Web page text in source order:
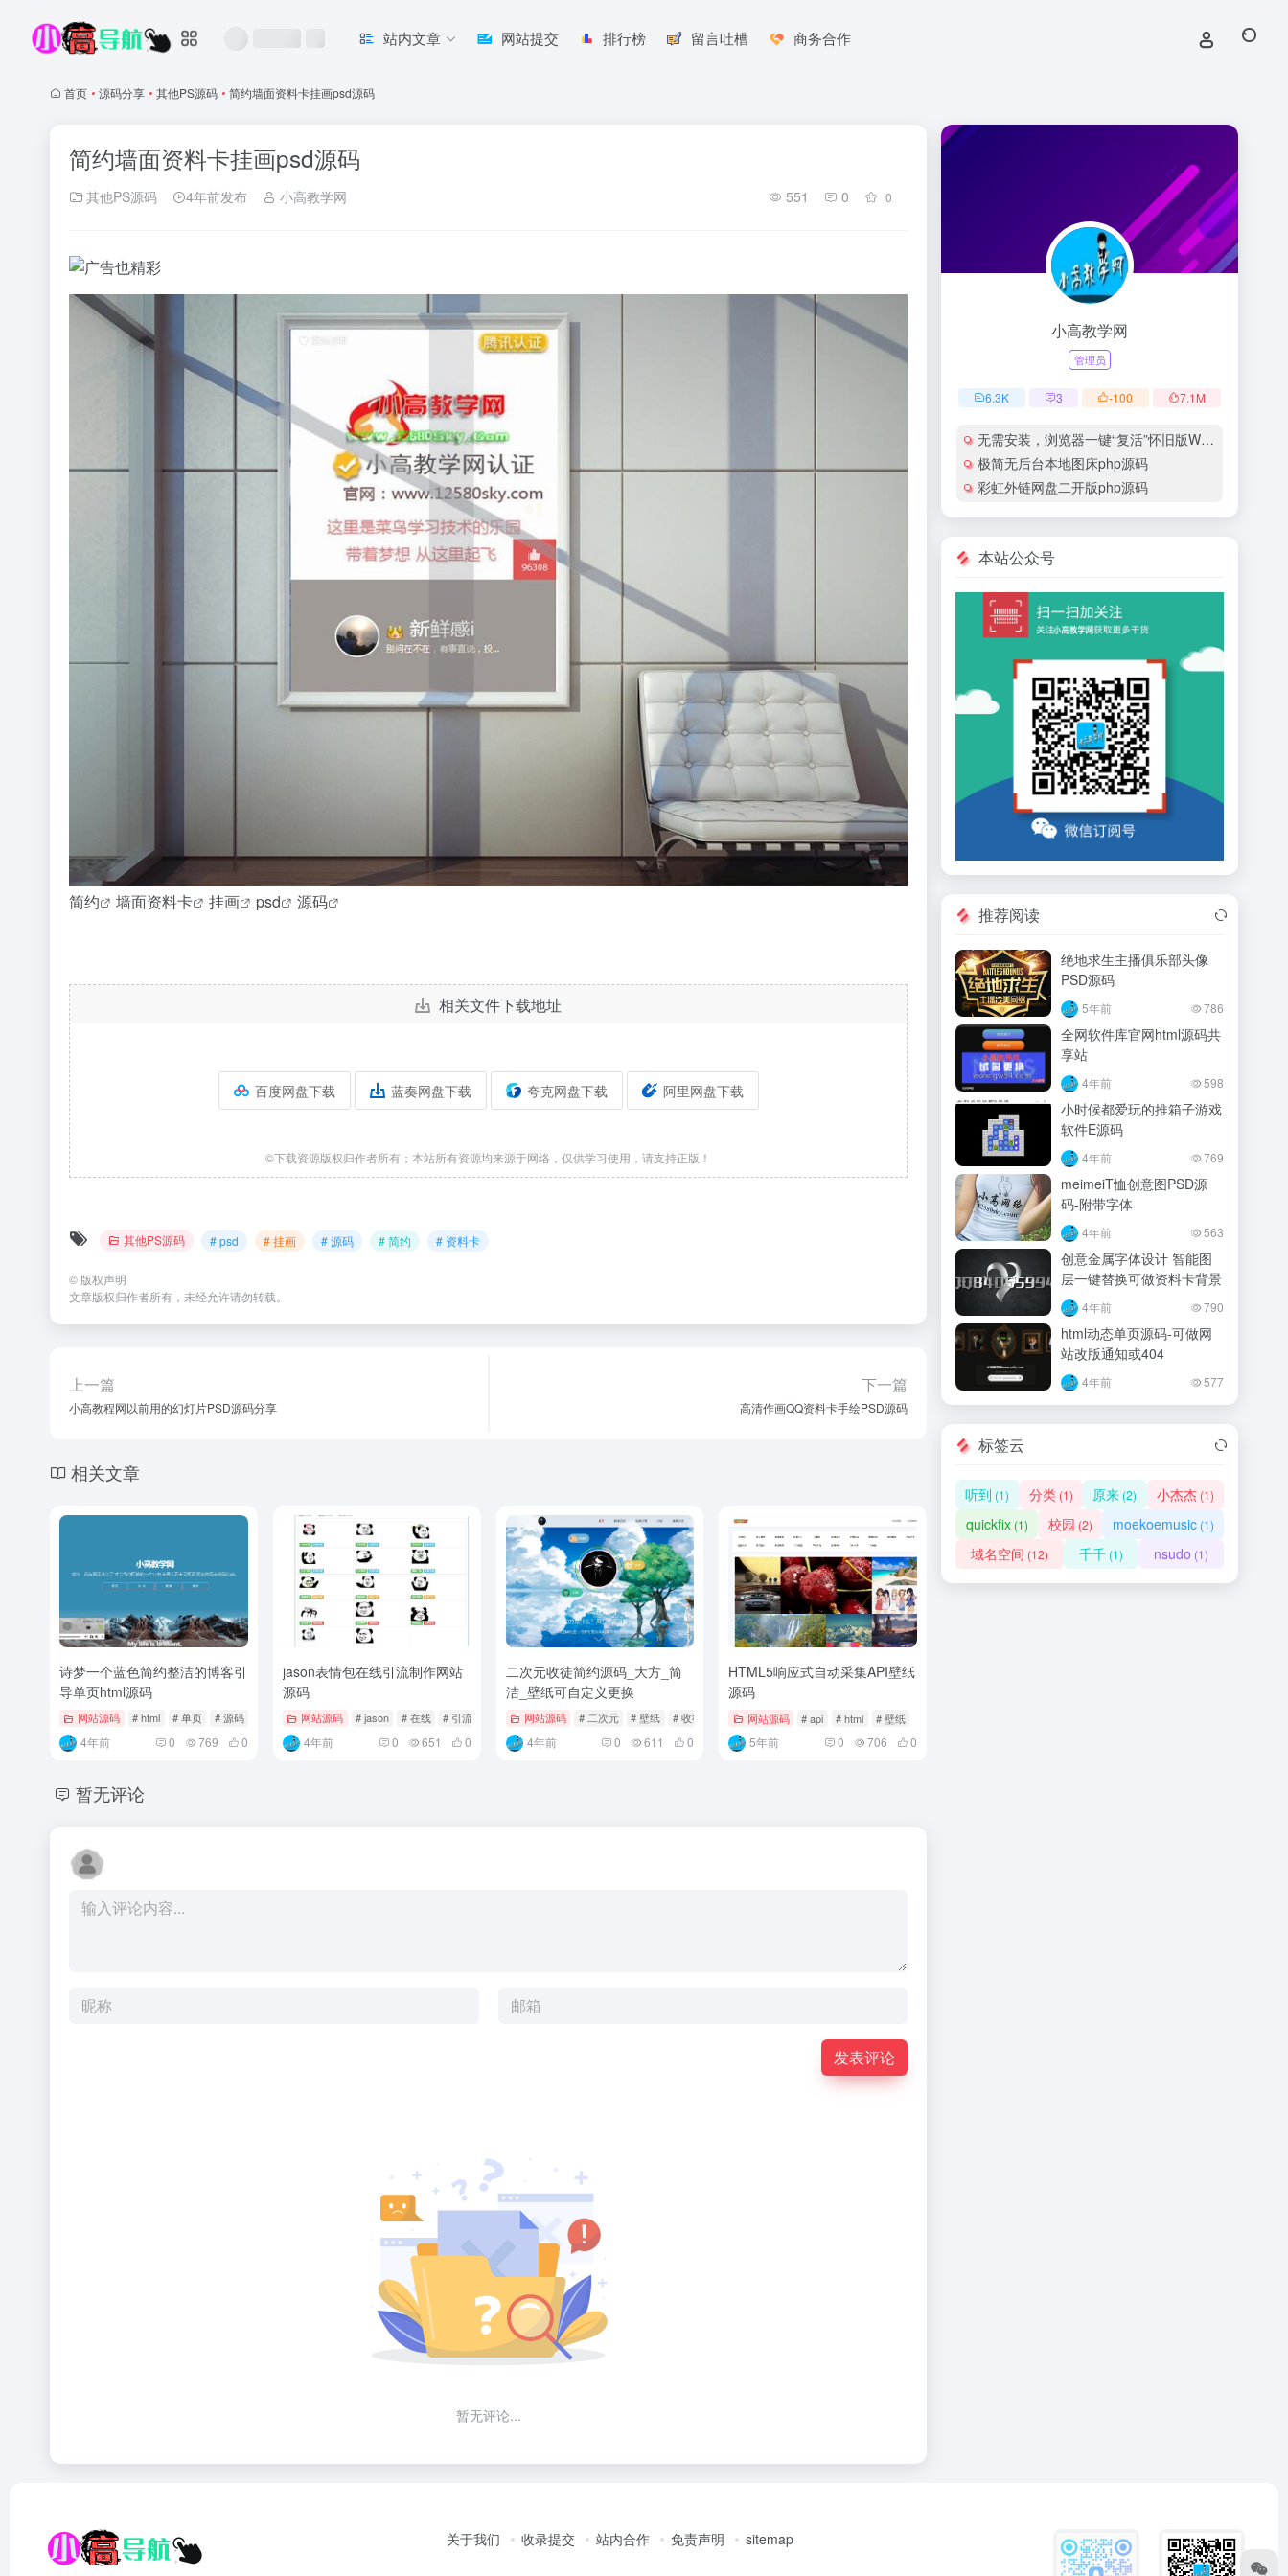
站内文章 网站提交 排行榜 留言吐槽 商务合作
首页 • 源码分享 • 其他PS源码 • 简约墙面资料卡挂画psd源码
简约墙面资料卡挂画psd源码
其他PS源码 4年前发布 小高教学网 551 0 0
简约 墙面资料卡 挂画 psd 源码
相关文件下载地址
百度网盘下载 蓝奏网盘下载 夸克网盘下载 阿里网盘下载
©下载资源版权归作者所有；本站所有资源均来源于网络，仅供学习使用，请支持正版！
其他PS源码 # psd # 挂画 # 源码 # 简约 # 资料卡
© 版权声明
文章版权归作者所有，未经允许请勿转载。
上一篇
小高教程网以前用的幻灯片PSD源码分享
下一篇
高清作画QQ资料卡手绘PSD源码
相关文章
诗梦一个蓝色简约整洁的博客引
导单页html源码
网站源码 # html # 单页 # 源码
4年前 0 769 0
jason表情包在线引流制作网站
源码
网站源码 # jason # 在线 # 引流
4年前 0 651 0
二次元收徒简约源码_大方_简
洁_壁纸可自定义更换
网站源码 # 二次元 # 壁纸 # 收徒
4年前 0 611 0
HTML5响应式自动采集API壁纸
源码
网站源码 # api # html # 壁纸
5年前 0 706 0
暂无评论
发表评论
暂无评论...
小高教学网
管理员
6.3K 3 -100 7.1M
无需安装，浏览器一键“复活”怀旧版Windows
极简无后台本地图床php源码
彩虹外链网盘二开版php源码
本站公众号
推荐阅读
绝地求生主播俱乐部头像
PSD源码
5年前 786
全网软件库官网html源码共
享站
4年前 598
小时候都爱玩的推箱子游戏
软件E源码
4年前 769
meimeiT恤创意图PSD源
码-附带字体
4年前 563
创意金属字体设计 智能图
层一键替换可做资料卡背景
4年前 790
html动态单页源码-可做网
站改版通知或404
4年前 577
标签云
听到 (1) 分类(1) 原来 (2) 小杰杰(1)
quickfix(1) 校园 (2) moekoemusic(1)
域名空间 (12) 千千 (1) nsudo (1)
关于我们 收录提交 站内合作 免责声明 sitemap